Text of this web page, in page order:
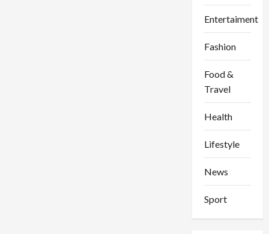
Entertaiment
Fashion
Food &
Travel
Health
Lifestyle
News
Sport